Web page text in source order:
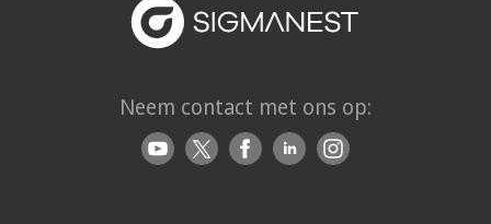
Neem contact met ons op: